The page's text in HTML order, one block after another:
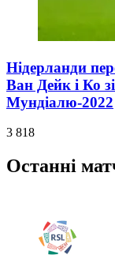
Нідерланди
Ван Дейк і Ко
Мундіалю-2022
3 818
Останні